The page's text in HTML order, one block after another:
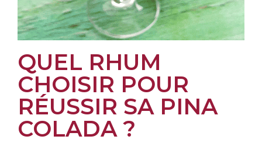
QUEL RHUM
CHOISIR POUR
RÉUSSIR SA PINA
COLADA ?